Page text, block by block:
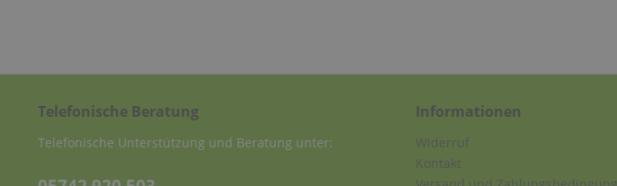
Telefonische Beratung
Telefonische Unterstützung und Beratung unter:
Informationen
Widerruf
Kontakt